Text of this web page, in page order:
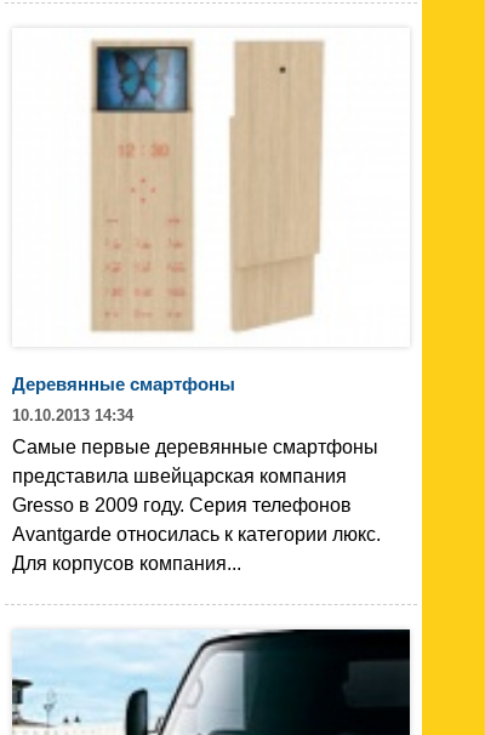
Деревянные смартфоны
10.10.2013 14:34
Самые первые деревянные смартфоны
представила швейцарская компания
Gresso в 2009 году. Серия телефонов
Avantgarde относилась к категории люкс.
Для корпусов компания...